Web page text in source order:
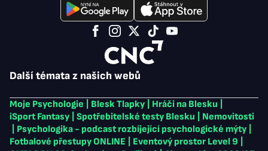
Další témata z našich webů
Moje Psychologie Blesk Tlapky Hráči na Blesku
iSport Fantasy
Spotřebitelské testy Blesku
Nemovitosti
Psychologika - podcast rozbíjející psychologické mýty
Fotbalové přestupy ONLINE
Eventový prostor Level 9